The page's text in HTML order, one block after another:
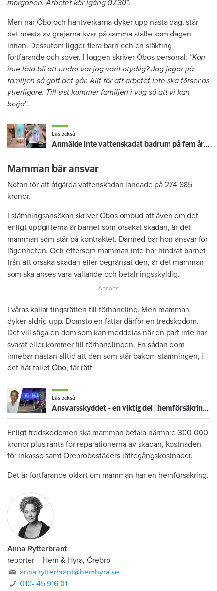
morgonen. Arbetet kör igång 07.30”.
Men när Öbo och hantverkarna dyker upp nästa dag, står
det mesta av grejerna kvar på samma ställe som dagen
innan. Dessutom ligger flera barn och en släkting
fortfarande och sover. I loggen skriver Öbos personal: ”Kan
inte låta bli att undra var jag varit otydlig? Jag jagar på
familjen så gott det går. Allt för att arbetet inte ska försenas
ytterligare. Till sist kommer familjen i väg så att vi kan
börja”.
Läs också
Anmälde inte vattenskadat badrum på fem år – krävs på 125 000 kronor
Mamman bär ansvar
Notan för att åtgärda vattenskadan landade på 274 885
kronor.
I stämningsansökan skriver Öbos ombud att även om det
enligt uppgifterna är barnet som orsakat skadan, är det
mamman som står på kontraktet. Därmed bär hon ansvar för
lägenheten. Och eftersom mamman inte har hindrat barnet
från att orsaka skadan eller begränsat den, är det mamman
som ska anses vara vållande och betalningsskyldig.
I våras kallar tingsrätten till förhandling. Men mamman
dyker aldrig upp. Domstolen fattar därför en tredskodom.
Det vill säga en dom som kan meddelas när en part inte har
svarat eller kommer till förhandlingen. En sådan dom
innebär nästan alltid att den som står bakom stämningen, i
det här fallet Öbo, får rätt.
Läs också
Ansvarsskyddet – en viktig del i hemförsäkringen
Enligt tredskodomen ska mamman betala närmare 300 000
kronor plus ränta för reparationerna av skadan, kostnaden
för inkasso samt Örebrobostäders rättegångskostnader.
Det är fortfarande oklart om mamman har en hemförsäkring.
Anna Rytterbrant
reporter – Hem & Hyra, Örebro
anna.rytterbrant@hemhyra.se
010- 45 916 01